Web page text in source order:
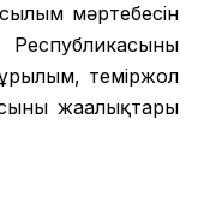
мәртебесін
теміржол
жаңалықтары